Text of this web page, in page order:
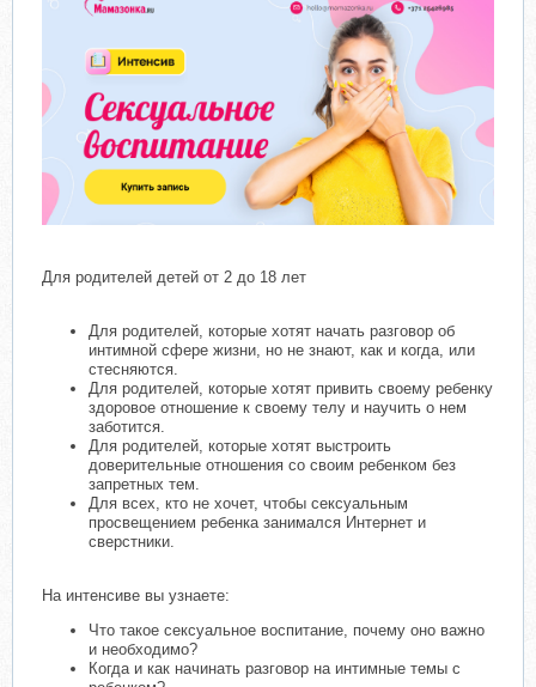
Для родителей детей от 2 до 18 лет
Для родителей, которые хотят начать разговор об
интимной сфере жизни, но не знают, как и когда, или
стесняются.
Для родителей, которые хотят привить своему ребенку
здоровое отношение к своему телу и научить о нем
заботится.
Для родителей, которые хотят выстроить
доверительные отношения со своим ребенком без
запретных тем.
Для всех, кто не хочет, чтобы сексуальным
просвещением ребенка занимался Интернет и
сверстники.
На интенсиве вы узнаете:
Что такое сексуальное воспитание, почему оно важно
и необходимо?
Когда и как начинать разговор на интимные темы с